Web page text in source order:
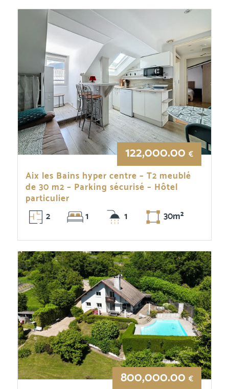
122,000.00€
Aix les Bains hyper centre – T2 meublé
de 30 m2 – Parking sécurisé – Hôtel
particulier
2
1 1 30m²
800,000.00€